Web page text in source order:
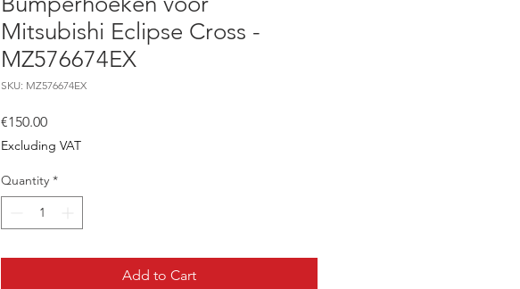
Mitsubishi Eclipse Cross -
MZ576674EX
SKU: MZ576674EX
€150.00Price
Excluding VAT
Quantity *
Add to Cart